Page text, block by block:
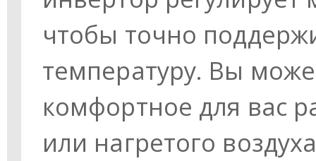
чтобы точно
температуру. Вы
комфортное для вас
или нагретого